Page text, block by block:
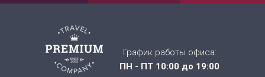
График работы офиса:
ПН - ПТ 10:00 до 19:00